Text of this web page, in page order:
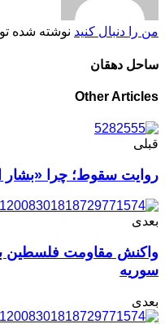
من را دنبال کنید نوشته شده
ساحل دهقان
Other Articles
قبلی
روایت سقوط؛ چرا
بعدی
واکنش مقاومت فلسطین
سوریه
بعدی